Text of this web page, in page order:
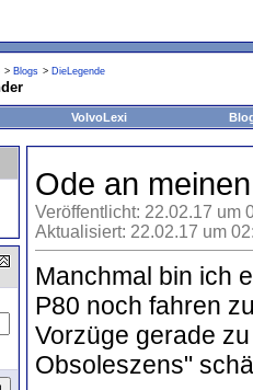
> Blogs > DieLegende
VolvoLexi
Ode an
Veröffentlicht: 22.02.17 um
Aktualisiert: 22.02.17 um
Manchmal bin ich
P80 noch fahren
Vorzüge gerade
Obsoleszens"